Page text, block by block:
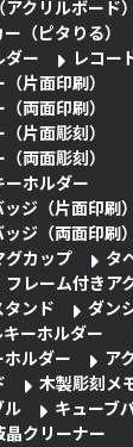
クリルボード）
（ピタりる）
ダー
レコー
片面印刷）
両面印刷）
片面彫刻）
両面彫刻）
ーホルダー
ジ（片面印刷）
ジ（両面印刷）
グカップ
タ
フレーム付きア
ンド
ダン
ーホルダー
ルダー
ア
木製彫刻メ
ル
キューブ
クリーナー